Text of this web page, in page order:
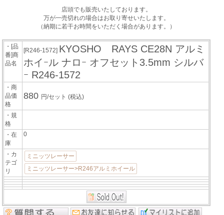
店頭でも販売いたしております。
万が一売切れの場合はお取り寄せいたします。
（納期に若干お時間をいただく場合があります。）
・[品
番]商
品名
[R246-1572] KYOSHO RAYS CE28N アルミ
ホイｰル ナロｰ オフセット3.5mm シルバ
ｰ R246-1572
・商
品価
格
880 円/セット(税込)
・規
格
・在
庫
0
・カ
テゴ
リ
ミニッツレーサー
ミニッツレーサー>R246アルミホイール